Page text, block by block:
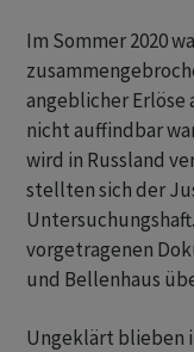
Im Sommer 2020
angeblicher
nicht auffindbar
wird in Russland
stellten sich der
vorgetragenen
und Bellenhaus
Ungeklärt blieben